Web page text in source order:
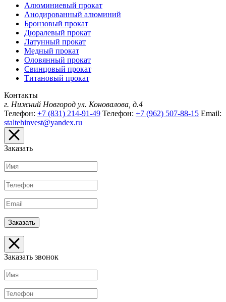
Алюминиевый прокат
Анодированный алюминий
Бронзовый прокат
Дюралевый прокат
Латунный прокат
Медный прокат
Оловянный прокат
Свинцовый прокат
Титановый прокат
Контакты
г. Нижний Новгород ул. Коновалова, д.4
Телефон: +7 (831) 214-91-49 Телефон: +7 (962) 507-88-15 Email:
staltehinvest@yandex.ru
Заказать
Заказать звонок